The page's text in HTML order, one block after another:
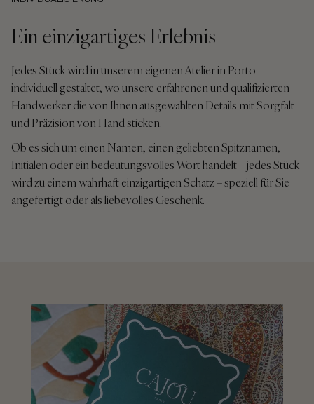
Ein einzigartiges Erlebnis
Jedes Stück wird in unserem eigenen Atelier in Porto
individuell gestaltet, wo unsere erfahrenen und qualifizierten
Handwerker die von Ihnen ausgewählten Details mit Sorgfalt
und Präzision von Hand sticken.
Ob es sich um einen Namen, einen geliebten Spitznamen,
Initialen oder ein bedeutungsvolles Wort handelt – jedes Stück
wird zu einem wahrhaft einzigartigen Schatz – speziell für Sie
angefertigt oder als liebevolles Geschenk.